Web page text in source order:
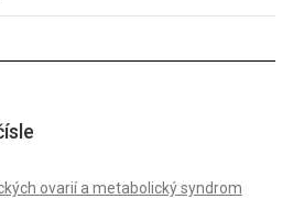
ovarií a metabolický syndrom